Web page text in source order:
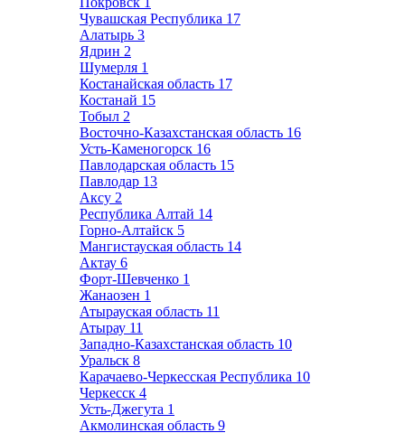
Чувашская Республика 17
Алатырь 3
Ядрин 2
Шумерля 1
Костанайская область 17
Костанай 15
Тобыл 2
Восточно-Казахстанская область 16
Усть-Каменогорск 16
Павлодарская область 15
Павлодар 13
Аксу 2
Республика Алтай 14
Горно-Алтайск 5
Мангистауская область 14
Актау 6
Форт-Шевченко 1
Жанаозен 1
Атырауская область 11
Атырау 11
Западно-Казахстанская область 10
Уральск 8
Карачаево-Черкесская Республика 10
Черкесск 4
Усть-Джегута 1
Акмолинская область 9